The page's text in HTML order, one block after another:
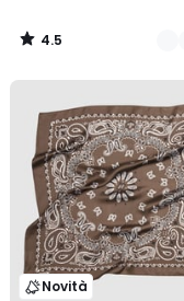
4.5
/
Novità